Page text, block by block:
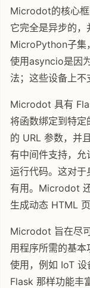
Microdot的核心
它完全是异步的
MicroPython子集
使用asyncio是因
法；这些设备上不
Microdot 具有
将函数绑定到特定
的 URL 参数，并
有中间件支持，
运行代码。这对于
有用。Microdot
生成动态 HTML 页
Microdot 旨在尽
用程序所需的基
使用，例如 IoT
Flask 那样功能丰